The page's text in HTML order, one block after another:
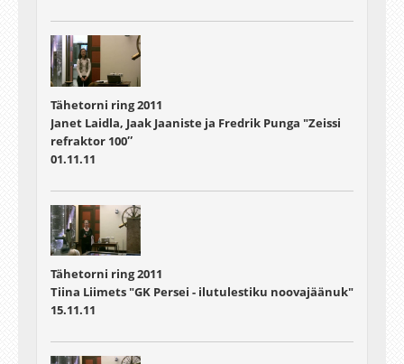
Tähetorni ring 2011
Janet Laidla, Jaak Jaaniste ja Fredrik Punga "Zeissi
refraktor 100″
01.11.11
Tähetorni ring 2011
Tiina Liimets "GK Persei - ilutulestiku noovajäänuk"
15.11.11